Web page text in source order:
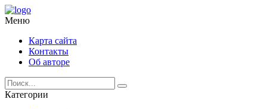
Меню
Карта сайта
Контакты
Об авторе
Категории